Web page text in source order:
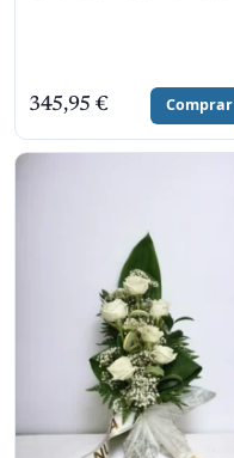
345,95 € Comprar